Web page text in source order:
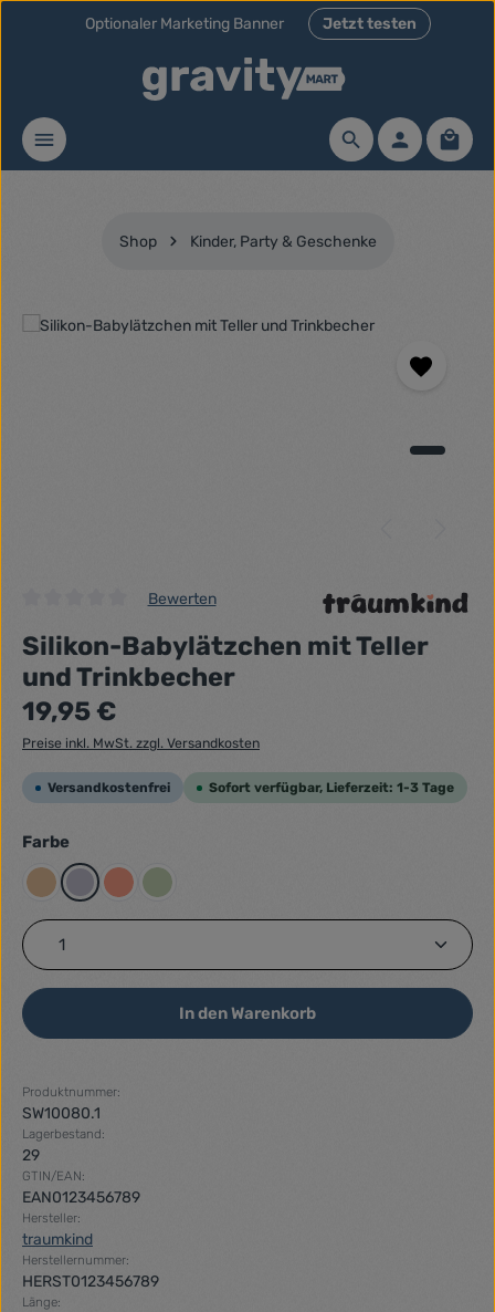
Zum Hauptinhalt springen
Optionaler Marketing Banner Jetzt testen
Shop Kinder, Party & Geschenke
Bildergalerie überspringen
Bewerten
Silikon-Babylätzchen mit Teller
und Trinkbecher
Regulärer Preis:
19,95 €
Preise inkl. MwSt. zzgl. Versandkosten
Versandkostenfrei Sofort verfügbar, Lieferzeit: 1-3 Tage
Farbeauswählen
Beigegelb
FliederLachsrot Pastell
Pastellgrün
Produkt Anzahl: Gib den gewünschten Wert ein
In den Warenkorb
Produktnummer:
SW10080.1
Lagerbestand:
29
GTIN/EAN:
EAN0123456789
Hersteller:
traumkind
Herstellernummer:
HERST0123456789
Länge: